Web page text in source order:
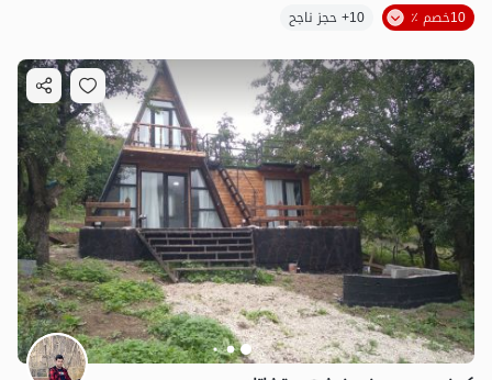
10خصم ٪
10+ حجز ناجح